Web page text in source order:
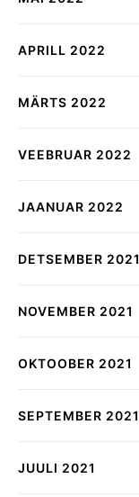
APRILL 2022
MÄRTS 2022
VEEBRUAR 2022
JAANUAR 2022
DETSEMBER 2021
NOVEMBER 2021
OKTOOBER 2021
SEPTEMBER 2021
JUULI 2021